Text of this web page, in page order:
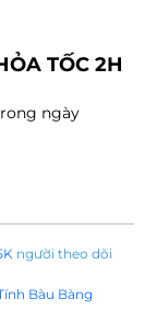
TỐC 2H
ngày
người theo dõi
Bàu Bàng